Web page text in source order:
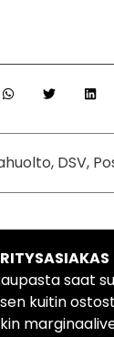
DSV,
saat
kuitin